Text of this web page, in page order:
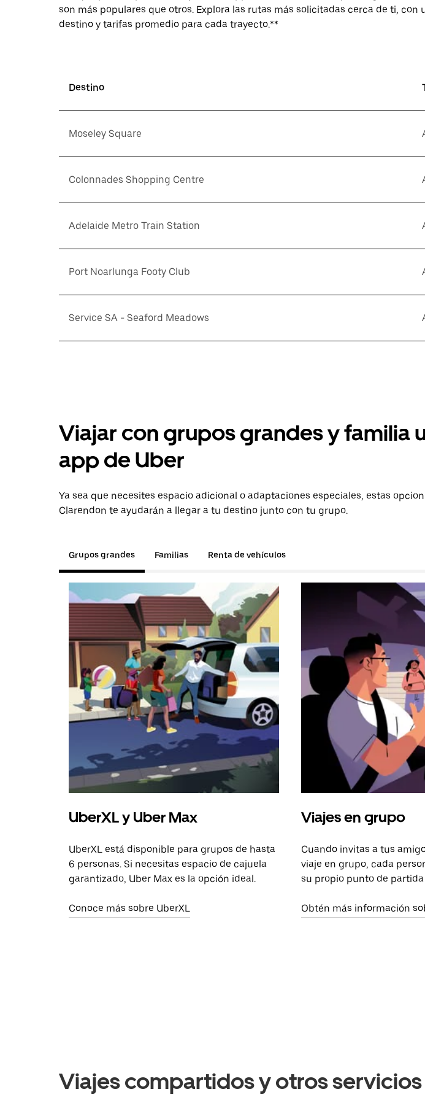
son más populares que otros. Explora las rutas más solicitadas cerca de ti, con
destino y tarifas promedio para cada trayecto.**
Destino
Moseley Square
Colonnades Shopping Centre
Adelaide Metro Train Station
Port Noarlunga Footy Club
Service SA - Seaford Meadows
Viajar con grupos grandes y familia
app de Uber
Ya sea que necesites espacio adicional o adaptaciones especiales, estas
Clarendon te ayudarán a llegar a tu destino junto con tu grupo.
Grupos grandes Familias Renta de vehículos
UberXL y Uber Max
UberXL está disponible para grupos de hasta
6 personas. Si necesitas espacio de cajuela
garantizado, Uber Max es la opción ideal.
Conoce más sobre UberXL
Viajes en grupo
Cuando invitas a tus
viaje en grupo, cada
su propio punto de
Obtén más información
Viajes compartidos y otros servicios